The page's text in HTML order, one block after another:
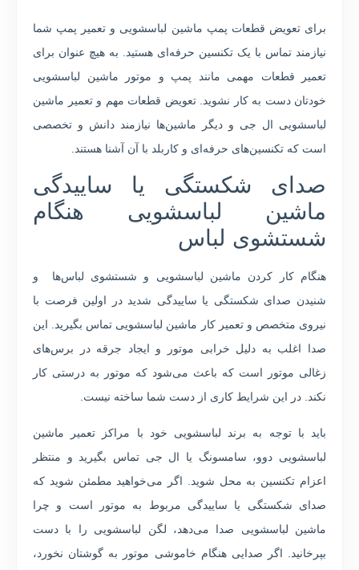
برای تعویض قطعات پمپ ماشین لباسشویی و تعمیر پمپ شما
نیازمند تماس با یک تکنسین حرفه‌ای هستید. به هیچ عنوان برای
تعمیر قطعات مهمی مانند پمپ و موتور ماشین لباسشویی
خودتان دست به کار نشوید. تعویض قطعات مهم و تعمیر ماشین
لباسشویی ال جی و دیگر ماشین‌ها نیازمند دانش و تخصصی
است که تکنسین‌های حرفه‌ای و کاربلد با آن آشنا هستند.
صدای شکستگی یا ساییدگی
ماشین لباسشویی هنگام
شستشوی لباس
هنگام کار کردن ماشین لباسشویی و شستشوی لباس‌ها و
شنیدن صدای شکستگی یا ساییدگی شدید در اولین فرصت با
نیروی متخصص و تعمیر کار ماشین لباسشویی تماس بگیرید. این
صدا اغلب به دلیل خرابی موتور و ایجاد جرقه در برس‌های
زغالی موتور است که باعث می‌شود که موتور به درستی کار
نکند. در این شرایط کاری از دست شما ساخته نیست.
باید با توجه به برند لباسشویی خود با مراکز تعمیر ماشین
لباسشویی دوو، سامسونگ یا ال جی تماس بگیرید و منتظر
اعزام تکنسین به محل شوید. اگر می‌خواهید مطمئن شوید که
صدای شکستگی یا ساییدگی مربوط به موتور است و چرا
ماشین لباسشویی صدا می‌دهد، لگن لباسشویی را با دست
بپرخانید. اگر صدایی هنگام خاموشی موتور به گوشتان نخورد،